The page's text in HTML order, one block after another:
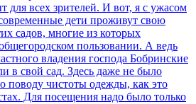
для всех зрителей. И вот, я с ужасом
дети проживут свою
садов, многие из которых
пользовании. А ведь
владения господа Бобринские
в свой сад. Здесь даже не было
поводу чистоты одежды, как это
Для посещения надо было только